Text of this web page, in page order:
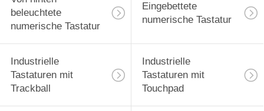
beleuchtete
numerische Tastatur
Eingebettete
numerische Tastatur
Industrielle
Tastaturen mit
Trackball
Industrielle
Tastaturen mit
Touchpad